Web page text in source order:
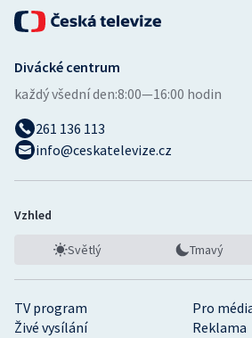
TV program
Pro
Živé vysílání
Reklama
Divácké centrum
každý všední den:8:00—16:00 hodin
261 136 113
info@ceskatelevize.cz
Vzhled
Světlý Tmavý